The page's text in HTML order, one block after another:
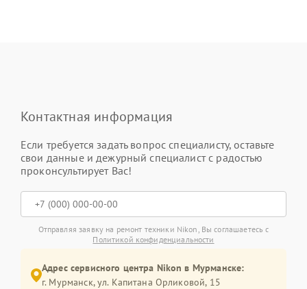
Контактная информация
Если требуется задать вопрос специалисту, оставьте
свои данные и дежурный специалист с радостью
проконсультирует Вас!
Отправляя заявку на ремонт техники Nikon, Вы соглашаетесь с
Политикой конфиденциальности
Адрес сервисного центра Nikon в Мурманске:
г. Мурманск, ул. Капитана Орликовой, 15